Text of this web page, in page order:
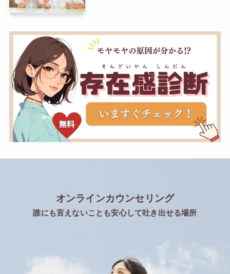
オンラインカウンセリング
誰にも言えないことも安心して吐き出せる場所